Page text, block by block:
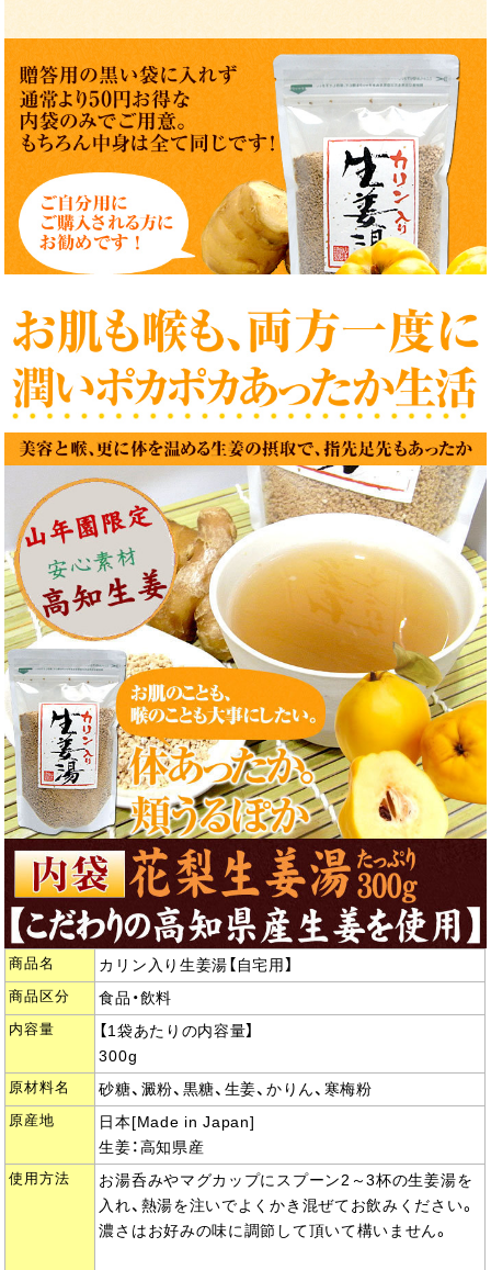
商品名 カリン入り生姜湯【自宅用】
商品区分 食品・飲料
内容量
【1袋あたりの内容量】
300g
原材料名 砂糖、澱粉、黒糖、生姜、かりん、寒梅粉
原産地
日本[Made in Japan]
生姜：高知県産
使用方法
お湯呑みやマグカップにスプーン2～3杯の生姜湯を
入れ、熱湯を注いでよくかき混ぜてお飲みください。
濃さはお好みの味に調節して頂いて構いません。